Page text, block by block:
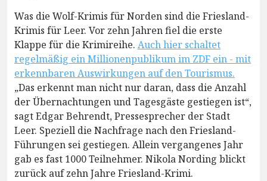
Was die Wolf-Krimis für Norden sind die Friesland-
Krimis für Leer. Vor zehn Jahren fiel die erste
Klappe für die Krimireihe. Auch hier schaltet
regelmäßig ein Millionenpublikum im ZDF ein - mit
erkennbaren Auswirkungen auf den Tourismus.
„Das erkennt man nicht nur daran, dass die Anzahl
der Übernachtungen und Tagesgäste gestiegen ist“,
sagt Edgar Behrendt, Pressesprecher der Stadt
Leer. Speziell die Nachfrage nach den Friesland-
Führungen sei gestiegen. Allein vergangenes Jahr
gab es fast 1000 Teilnehmer. Nikola Nording blickt
zurück auf zehn Jahre Friesland-Krimi.